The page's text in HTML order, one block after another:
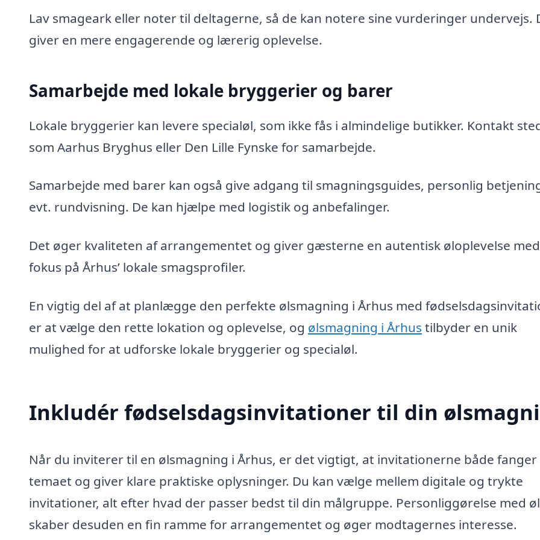
Lav smageark eller noter til deltagerne, så de kan notere sine vurderinger undervejs.
giver en mere engagerende og lærerig oplevelse.
Samarbejde med lokale bryggerier og barer
Lokale bryggerier kan levere specialøl, som ikke fås i almindelige butikker. Kontakt
som Aarhus Bryghus eller Den Lille Fynske for samarbejde.
Samarbejde med barer kan også give adgang til smagningsguides, personlig
evt. rundvisning. De kan hjælpe med logistik og anbefalinger.
Det øger kvaliteten af arrangementet og giver gæsterne en autentisk øloplevelse med
fokus på Århus’ lokale smagsprofiler.
En vigtig del af at planlægge den perfekte ølsmagning i Århus med
er at vælge den rette lokation og oplevelse, og ølsmagning i Århus tilbyder en unik
mulighed for at udforske lokale bryggerier og specialøl.
Inkludér fødselsdagsinvitationer til din
Når du inviterer til en ølsmagning i Århus, er det vigtigt, at invitationerne både fanger
temaet og giver klare praktiske oplysninger. Du kan vælge mellem digitale og trykte
invitationer, alt efter hvad der passer bedst til din målgruppe. Personliggørelse med
skaber desuden en fin ramme for arrangementet og øger modtagernes interesse.